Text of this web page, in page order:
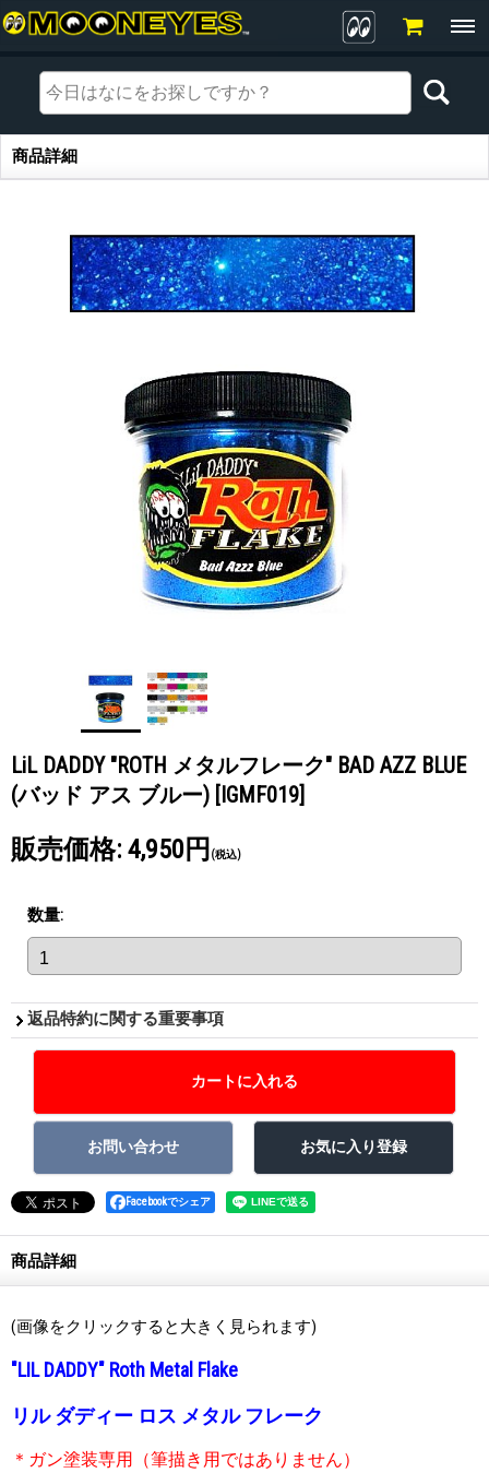
商品詳細
商品詳細
LiL DADDY "ROTH メタルフレーク" BAD AZZ BLUE
(バッド アス ブルー) [IGMF019]
販売価格: 4,950円 (税込)
数量:
返品特約に関する重要事項
Facebookでシェア
商品詳細
(画像をクリックすると大きく見られます)
"LIL DADDY" Roth Metal Flake
リル ダディー ロス メタル フレーク
＊ガン塗装専用（筆描き用ではありません）